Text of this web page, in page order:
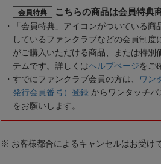
会員特典 こちらの商品は会員特典
「会員特典」アイコンがついている商
しているファンクラブなどの会員制度
がご購入いただける商品、または特別
テムです。詳しくはヘルプページをご
すでにファンクラブ会員の方は、
ワン
発行会員番号）登録 からワンタッチパ
をお願いします。
※ お客様都合によるキャンセルはお受け